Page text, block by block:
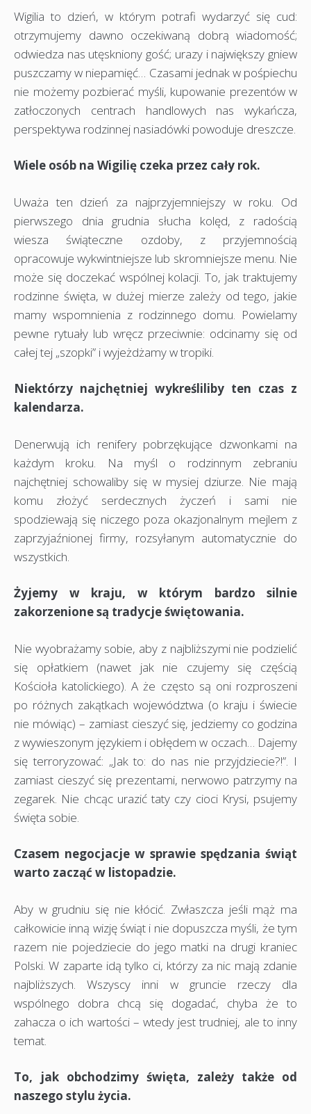
Wigilia to dzień, w którym potrafi wydarzyć się cud:
otrzymujemy dawno oczekiwaną dobrą wiadomość;
odwiedza nas utęskniony gość; urazy i największy gniew
puszczamy w niepamięć… Czasami jednak w pośpiechu
nie możemy pozbierać myśli, kupowanie prezentów w
zatłoczonych centrach handlowych nas wykańcza,
perspektywa rodzinnej nasiadówki powoduje dreszcze.
Wiele osób na Wigilię czeka przez cały rok.
Uważa ten dzień za najprzyjemniejszy w roku. Od
pierwszego dnia grudnia słucha kolęd, z radością
wiesza świąteczne ozdoby, z przyjemnością
opracowuje wykwintniejsze lub skromniejsze menu. Nie
może się doczekać wspólnej kolacji. To, jak traktujemy
rodzinne święta, w dużej mierze zależy od tego, jakie
mamy wspomnienia z rodzinnego domu. Powielamy
pewne rytuały lub wręcz przeciwnie: odcinamy się od
całej tej „szopki” i wyjeżdżamy w tropiki.
Niektórzy najchętniej wykreśliliby ten czas z
kalendarza.
Denerwują ich renifery pobrzękujące dzwonkami na
każdym kroku. Na myśl o rodzinnym zebraniu
najchętniej schowaliby się w mysiej dziurze. Nie mają
komu złożyć serdecznych życzeń i sami nie
spodziewają się niczego poza okazjonalnym mejlem z
zaprzyjaźnionej firmy, rozsyłanym automatycznie do
wszystkich.
Żyjemy w kraju, w którym bardzo silnie
zakorzenione są tradycje świętowania.
Nie wyobrażamy sobie, aby z najbliższymi nie podzielić
się opłatkiem (nawet jak nie czujemy się częścią
Kościoła katolickiego). A że często są oni rozproszeni
po różnych zakątkach województwa (o kraju i świecie
nie mówiąc) – zamiast cieszyć się, jedziemy co godzina
z wywieszonym językiem i obłędem w oczach… Dajemy
się terroryzować: „Jak to: do nas nie przyjdziecie?!”. I
zamiast cieszyć się prezentami, nerwowo patrzymy na
zegarek. Nie chcąc urazić taty czy cioci Krysi, psujemy
święta sobie.
Czasem negocjacje w sprawie spędzania świąt
warto zacząć w listopadzie.
Aby w grudniu się nie kłócić. Zwłaszcza jeśli mąż ma
całkowicie inną wizję świąt i nie dopuszcza myśli, że tym
razem nie pojedziecie do jego matki na drugi kraniec
Polski. W zaparte idą tylko ci, którzy za nic mają zdanie
najbliższych. Wszyscy inni w gruncie rzeczy dla
wspólnego dobra chcą się dogadać, chyba że to
zahacza o ich wartości – wtedy jest trudniej, ale to inny
temat.
To, jak obchodzimy święta, zależy także od
naszego stylu życia.